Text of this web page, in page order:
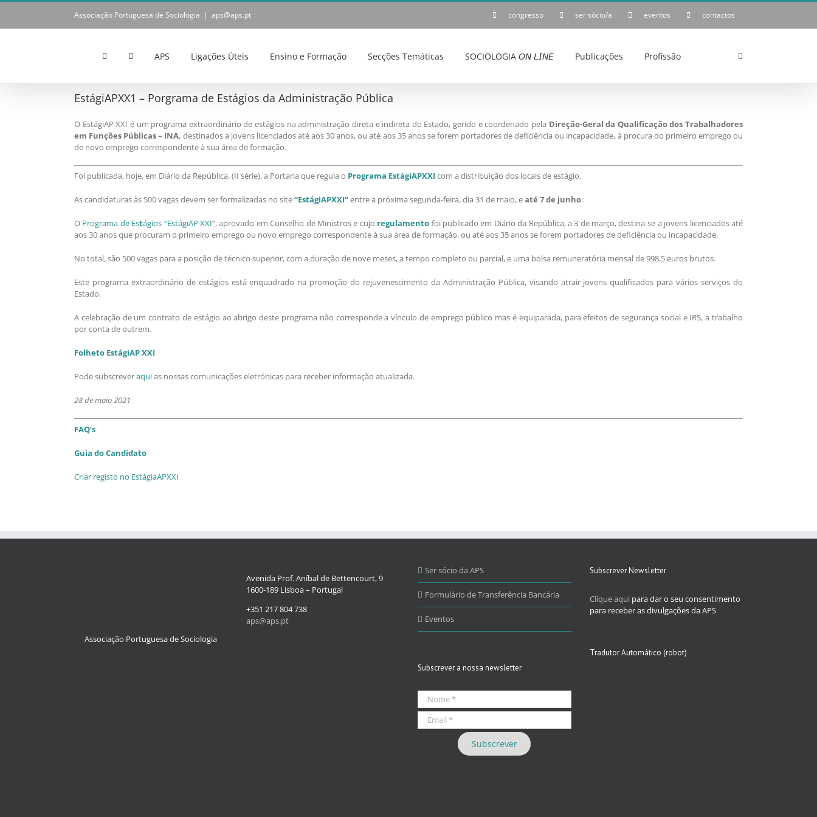
Skip
content
Associação Portuguesa de Sociologia | aps@aps.pt congresso ser sócio/a eventos contactos
APS Ligações Úteis Ensino e Formação Secções Temáticas SOCIOLOGIA 𝘖𝘕 𝘓𝘐𝘕𝘌 Publicações Profissão
EstágiAPXX1 – Porgrama de Estágios da Administração Pública
O EstágiAP XXI é um programa extraordinário de estágios na administração direta e indireta do Estado, gerido e coordenado pela Direção-Geral da Qualificação dos Trabalhadores
em Funções Públicas – INA, destinados a jovens licenciados até aos 30 anos, ou até aos 35 anos se forem portadores de deficiência ou incapacidade, à procura do primeiro emprego ou
de novo emprego correspondente à sua área de formação.
Foi publicada, hoje, em Diário da República, (II série), a Portaria que regula o Programa EstágiAPXXIcom a distribuição dos locais de estágio.
As candidaturas às 500 vagas devem ser formalizadas no site“EstágiAPXXI“entre a próxima segunda-feira, dia 31 de maio, eaté 7 de junho.
O Programa de Estágios “EstágiAP XXI”, aprovado em Conselho de Ministros e cujo regulamento foi publicado em Diário da República, a 3 de março, destina-se a jovens licenciados até
aos 30 anos que procuram o primeiro emprego ou novo emprego correspondente à sua área de formação, ou até aos 35 anos se forem portadores de deficiência ou incapacidade.
No total, são 500 vagas para a posição de técnico superior, com a duração de nove meses, a tempo completo ou parcial, e uma bolsa remuneratória mensal de 998,5 euros brutos.
Este programa extraordinário de estágios está enquadrado na promoção do rejuvenescimento da Administração Pública, visando atrair jovens qualificados para vários serviços do
Estado.
A celebração de um contrato de estágio ao abrigo deste programa não corresponde a vínculo de emprego público mas é equiparada, para efeitos de segurança social e IRS, a trabalho
por conta de outrem.
Folheto EstágiAP XXI
Pode subscreveraquias nossas comunicações eletrónicas para receber informação atualizada.
28 de maio 2021
FAQ’s
Guia do Candidato
Criar registo no EstágiaAPXXI
Associação Portuguesa de Sociologia
Avenida Prof. Aníbal de Bettencourt, 9
1600-189 Lisboa – Portugal
+351 217 804 738
aps@aps.pt
Ser sócio da APS
Formulário de Transferência Bancária
Eventos
Subscrever a nossa newsletter
Subscrever Newsletter
Clique aqui para dar o seu consentimento
para receber as divulgações da APS
Tradutor Automático (robot)